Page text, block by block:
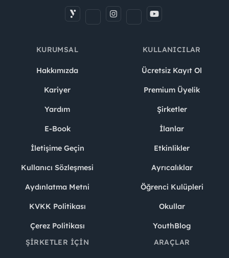
KURUMSAL
Hakkımızda
Kariyer
Yardım
E-Book
İletişime Geçin
Kullanıcı Sözleşmesi
Aydınlatma Metni
KVKK Politikası
Çerez Politikası
KULLANICILAR
Ücretsiz Kayıt Ol
Premium Üyelik
Şirketler
İlanlar
Etkinlikler
Ayrıcalıklar
Öğrenci Kulüpleri
Okullar
YouthBlog
ŞIRKETLER İÇIN
ARAÇLAR